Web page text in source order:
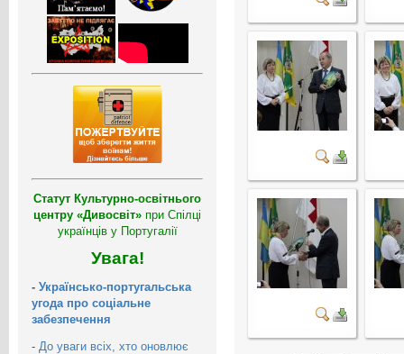
Статут Культурно-освітнього
центру «Дивосвіт» при Спілці
українців у Португалії
Увага!
- Українсько-португальська
угода про соціальне
забезпечення
- До уваги всіх, хто оновлює